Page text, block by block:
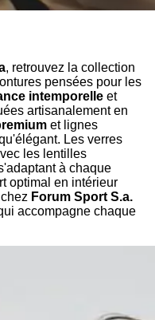
, retrouvez la collection
pensées pour les
intemporelle et
artisanalement en
et lignes
Les verres
les lentilles
à chaque
optimal en intérieur
Forum Sport S.a.
accompagne chaque